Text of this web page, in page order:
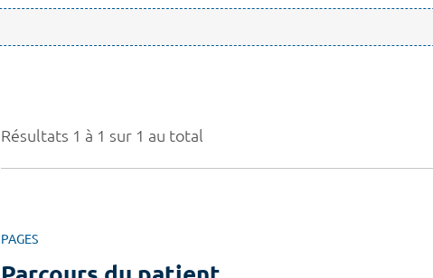
Résultats 1 à 1 sur 1 au total
PAGES